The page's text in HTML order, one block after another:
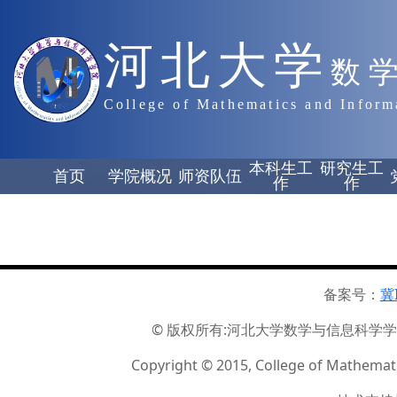
河北大学 数
College of Mathematics and
首页 学院概况 师资队伍 本科生工
作
研究生工
作
备案号：
© 版权所有:河北大学数学与信息科
Copyright © 2015, College of